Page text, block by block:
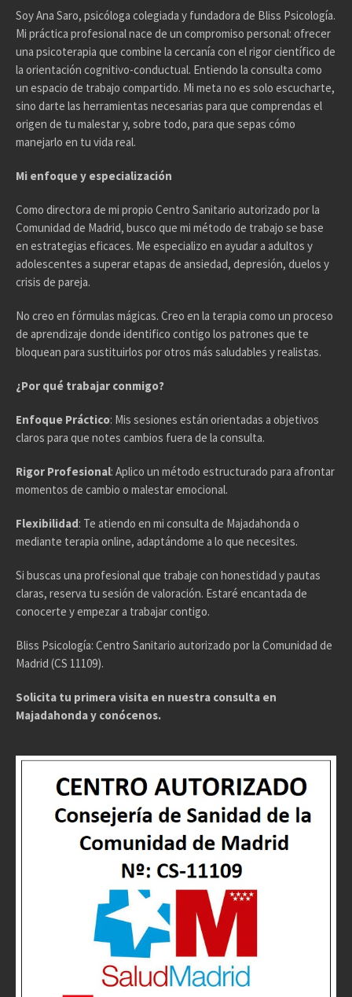
Soy Ana Saro, psicóloga colegiada y fundadora de Bliss Psicología.
Mi práctica profesional nace de un compromiso personal: ofrecer
una psicoterapia que combine la cercanía con el rigor científico de
la orientación cognitivo-conductual. Entiendo la consulta como
un espacio de trabajo compartido. Mi meta no es solo escucharte,
sino darte las herramientas necesarias para que comprendas el
origen de tu malestar y, sobre todo, para que sepas cómo
manejarlo en tu vida real.
Mi enfoque y especialización
Como directora de mi propio Centro Sanitario autorizado por la
Comunidad de Madrid, busco que mi método de trabajo se base
en estrategias eficaces. Me especializo en ayudar a adultos y
adolescentes a superar etapas de ansiedad, depresión, duelos y
crisis de pareja.
No creo en fórmulas mágicas. Creo en la terapia como un proceso
de aprendizaje donde identifico contigo los patrones que te
bloquean para sustituirlos por otros más saludables y realistas.
¿Por qué trabajar conmigo?
Enfoque Práctico: Mis sesiones están orientadas a objetivos
claros para que notes cambios fuera de la consulta.
Rigor Profesional: Aplico un método estructurado para afrontar
momentos de cambio o malestar emocional.
Flexibilidad: Te atiendo en mi consulta de Majadahonda o
mediante terapia online, adaptándome a lo que necesites.
Si buscas una profesional que trabaje con honestidad y pautas
claras, reserva tu sesión de valoración. Estaré encantada de
conocerte y empezar a trabajar contigo.
Bliss Psicología: Centro Sanitario autorizado por la Comunidad de
Madrid (CS 11109).
Solicita tu primera visita en nuestra consulta en
Majadahonda y conócenos.